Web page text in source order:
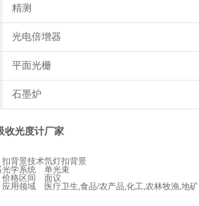
精测
光电倍增器
平面光栅
石墨炉
收光度计厂家
扣背景技术氘灯扣背景
光学系统
单光束
价格区间
面议
应用领域 医疗卫生,食品/农产品,化工,农林牧渔,地矿